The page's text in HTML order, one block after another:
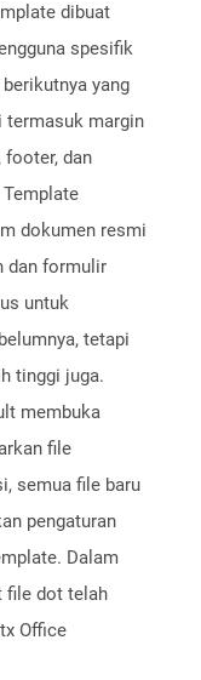
dibuat
spesifik
yang
termasuk margin
footer, dan
dokumen resmi
dan formulir
untuk
tetapi
tinggi juga.
membuka
file
semua file baru
pengaturan
Dalam
file dot telah
Office